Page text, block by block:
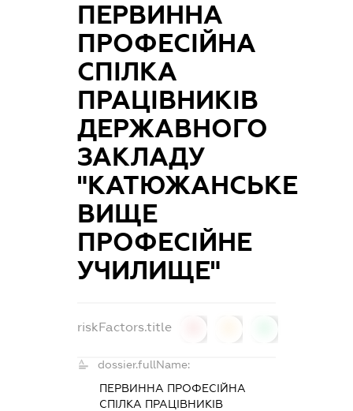
ПЕРВИННА
ПРОФЕСІЙНА
СПІЛКА
ПРАЦІВНИКІВ
ДЕРЖАВНОГО
ЗАКЛАДУ
"КАТЮЖАНСЬКЕ
ВИЩЕ
ПРОФЕСІЙНЕ
УЧИЛИЩЕ"
riskFactors.title
dossier.fullName:
ПЕРВИННА ПРОФЕСІЙНА
СПІЛКА ПРАЦІВНИКІВ